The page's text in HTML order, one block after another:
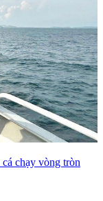
chạy vòng tròn